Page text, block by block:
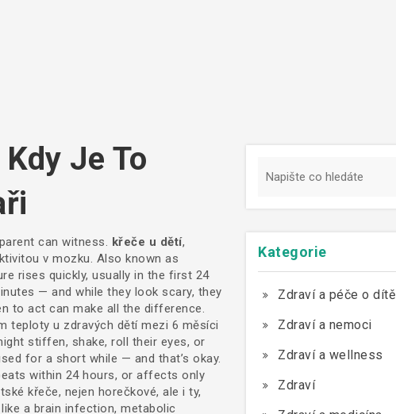
Je To
can witness. křeče u dětí,
v mozku. Also known as
rises quickly, usually in the first 24
— and while they look scary, they
to act can make all the difference.
teploty u zdravých dětí mezi 6 měsíci
stiffen, shake, roll their eyes, or
for a short while — and that’s okay.
within 24 hours, or affects only
křeče, nejen horečkové, ale i ty,
a brain infection, metabolic
Kategorie
Zdraví a péče o dítě
Zdraví a nemoci
Zdraví a wellness
Zdraví